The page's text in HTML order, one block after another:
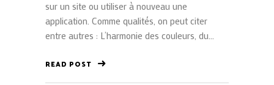
sur un site ou utiliser à nouveau une
application. Comme qualités, on peut citer
entre autres : L’harmonie des couleurs, du...
READ POST